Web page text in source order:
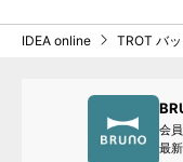
IDEA online TROT バ
会
最